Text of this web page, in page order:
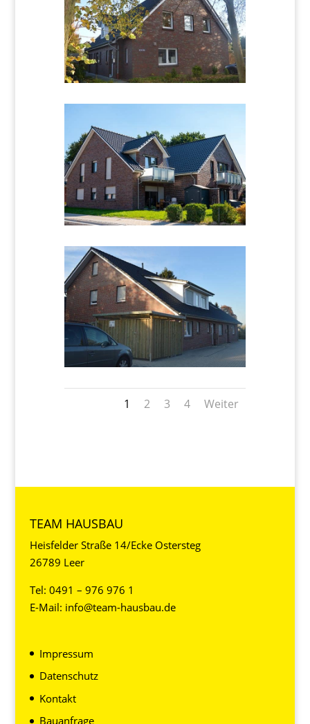
1 2 3 4 Weiter
TEAM HAUSBAU
Heisfelder Straße 14/Ecke Ostersteg
26789 Leer
Tel: 0491 – 976 976 1
E-Mail: info@team-hausbau.de
Impressum
Datenschutz
Kontakt
Bauanfrage